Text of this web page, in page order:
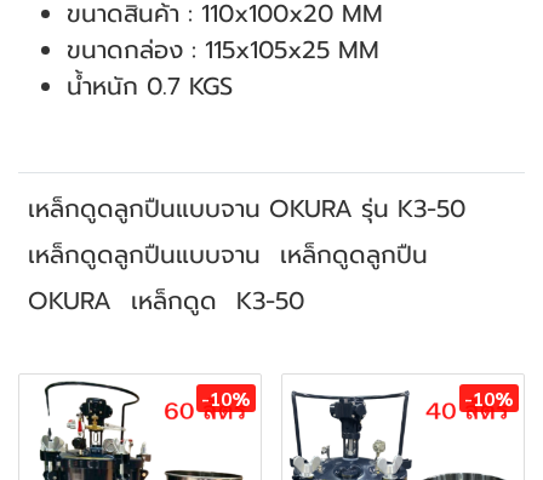
ขนาดสินค้า : 110x100x20 MM
ขนาดกล่อง : 115x105x25 MM
น้ำหนัก 0.7 KGS
เหล็กดูดลูกปืนแบบจาน OKURA รุ่น K3-50
เหล็กดูดลูกปืนแบบจาน เหล็กดูดลูกปืน
OKURA เหล็กดูด K3-50
-10% -10%